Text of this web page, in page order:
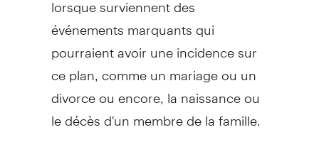
événements marquants qui
pourraient avoir une incidence sur
ce plan, comme un mariage ou un
divorce ou encore, la naissance ou
le décès d'un membre de la famille.